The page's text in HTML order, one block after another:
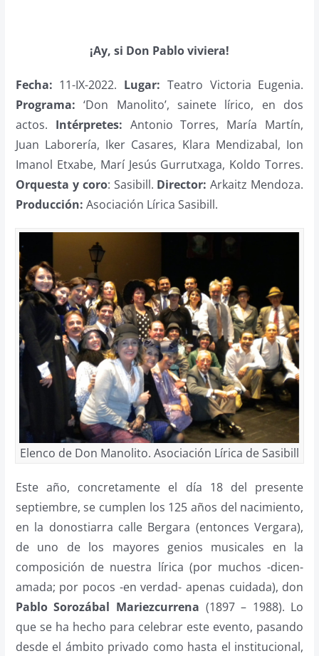
¡Ay, si Don Pablo viviera!
Fecha: 11-IX-2022. Lugar: Teatro Victoria Eugenia.
Programa: ‘Don Manolito’, sainete lírico, en dos
actos. Intérpretes: Antonio Torres, María Martín,
Juan Laborería, Iker Casares, Klara Mendizabal, Ion
Imanol Etxabe, Marí Jesús Gurrutxaga, Koldo Torres.
Orquesta y coro: Sasibill. Director: Arkaitz Mendoza.
Producción: Asociación Lírica Sasibill.
Elenco de Don Manolito. Asociación Lírica de Sasibill
Este año, concretamente el día 18 del presente
septiembre, se cumplen los 125 años del nacimiento,
en la donostiarra calle Bergara (entonces Vergara),
de uno de los mayores genios musicales en la
composición de nuestra lírica (por muchos -dicen-
amada; por pocos -en verdad- apenas cuidada), don
Pablo Sorozábal Mariezcurrena (1897 – 1988). Lo
que se ha hecho para celebrar este evento, pasando
desde el ámbito privado como hasta el institucional,